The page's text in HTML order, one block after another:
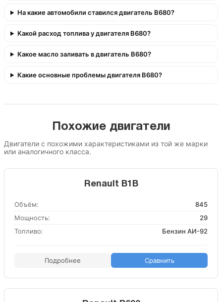
На какие автомобили ставился двигатель B680?
Какой расход топлива у двигателя B680?
Какое масло заливать в двигатель B680?
Какие основные проблемы двигателя B680?
Похожие двигатели
Двигатели с похожими характеристиками из той же марки
или аналогичного класса.
Renault B1B
Объём:
845
Мощность:
29
Топливо:
Бензин АИ-92
Подробнее Сравнить